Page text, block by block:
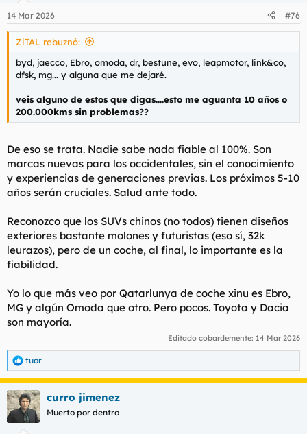
d
o
r
d
l
t
m
a
e
n
i
i
o
14 Mar 2026 #76
ZiTAL rebuznó:
byd, jaecco, Ebro, omoda, dr, bestune, evo, leapmotor, link&co,
dfsk, mg... y alguna que me dejaré.
veis alguno de estos que digas....esto me aguanta 10 años o
200.000kms sin problemas??
De eso se trata. Nadie sabe nada fiable al 100%. Son
marcas nuevas para los occidentales, sin el conocimiento
y experiencias de generaciones previas. Los próximos 5-10
años serán cruciales. Salud ante todo.
Reconozco que los SUVs chinos (no todos) tienen diseños
exteriores bastante molones y futuristas (eso sí, 32k
leurazos), pero de un coche, al final, lo importante es la
fiabilidad.
Yo lo que más veo por Qatarlunya de coche xinu es Ebro,
MG y algún Omoda que otro. Pero pocos. Toyota y Dacia
son mayoría.
Editado cobardemente: 14 Mar 2026
R
e
a
c
c
tuor
curro jimenez
Muerto por dentro